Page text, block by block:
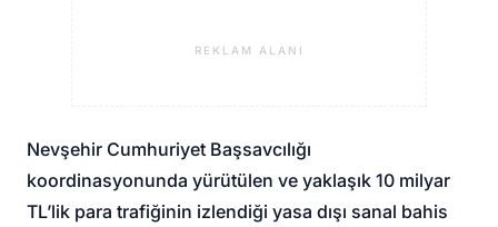
REKLAM ALANI
Nevşehir Cumhuriyet Başsavcılığı
koordinasyonunda yürütülen ve yaklaşık 10 milyar
TL’lik para trafiğinin izlendiği yasa dışı sanal bahis